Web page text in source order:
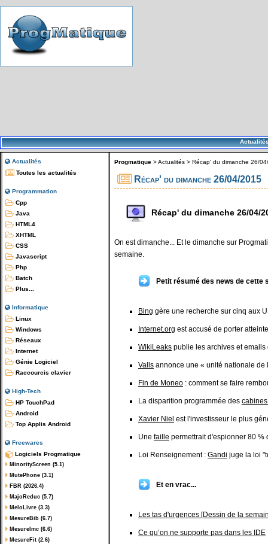
Actualités
Toutes les actualités
Programmation
Cpp
Java
HTML4
XHTML
CSS
Javascript
Php
Batch
Plus...
Informatique
Linux
Windows
Réseaux
Internet
Génie Logiciel
Raccourcis clavier
High-Tech
HP TouchPad
Android
Top Applis Android
Freewares
Logiciels Progmatique
MinorityScreen (5.1)
MutePhone (3.1)
FBR (2026.4)
MajoReduc (5.7)
MeloLivre (3.3)
MesureBib (6.7)
MesureImc (6.6)
MesureFit (2.6)
Progmatique >Actualités > Récap' du dimanche 26/
Récap' du dimanche 26/04/2015
Récap' du dimanche 26/04/
On est dimanche... Et le dimanche sur
semaine.
Petit résumé des news de cette
Bing gère une recherche sur cinq aux
Internet.org est accusé de porter
WikiLeaks publie les archives et emails
Valls annonce une « unité nationale de
Fin de Moneo : comment se faire
La disparition programmée des
Xavier Niel est l'investisseur le plus
Une faille permettrait d'espionner 80 %
Loi Renseignement : Gandi juge la loi
Et en vrac...
Les tas d'urgences [Dessin de la
Ce qu’on ne supporte pas dans les IDE